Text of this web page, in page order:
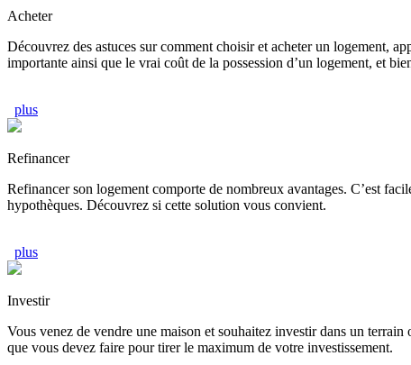
Acheter
Découvrez des astuces sur comment choisir et acheter un logement,
importante ainsi que le vrai coût de la possession d’un logement, et
plus
Refinancer
Refinancer son logement comporte de nombreux avantages. C’est
hypothèques. Découvrez si cette solution vous convient.
plus
Investir
Vous venez de vendre une maison et souhaitez investir dans un
que vous devez faire pour tirer le maximum de votre investissement.